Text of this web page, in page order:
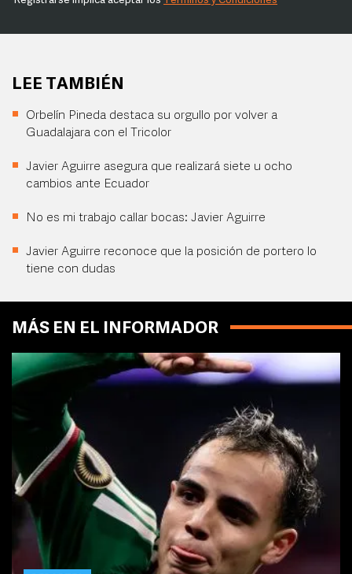
LEE TAMBIÉN
Orbelín Pineda destaca su orgullo por volver a
Guadalajara con el Tricolor
Javier Aguirre asegura que realizará siete u ocho
cambios ante Ecuador
No es mi trabajo callar bocas: Javier Aguirre
Javier Aguirre reconoce que la posición de portero lo
tiene con dudas
MÁS EN EL INFORMADOR